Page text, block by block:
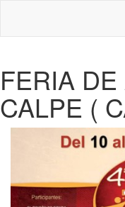
FERIA
CALPE (